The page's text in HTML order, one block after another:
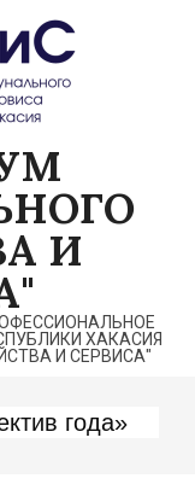
И
ХАКАСИЯ
И СЕРВИСА"
года»